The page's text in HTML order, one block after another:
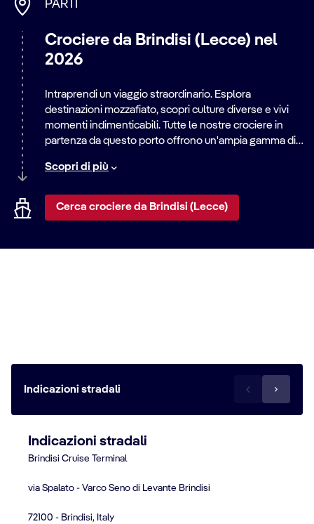
PARTI
Crociere da Brindisi (Lecce) nel
2026
Intraprendi un viaggio straordinario. Esplora
destinazioni mozzafiato, scopri culture diverse e vivi
momenti indimenticabili. Tutte le nostre crociere in
partenza da questo porto offrono un'ampia gamma di
emozionanti avventure in città. Scopri il mondo con
Scopri di più
Cerca crociere da Brindisi (Lecce)
Indicazioni stradali
Indicazioni stradali
Brindisi Cruise Terminal
via Spalato - Varco Seno di Levante Brindisi
72100 - Brindisi, Italy